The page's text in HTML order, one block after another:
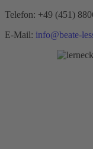
Telefon: +49 (451)
E-Mail: info@beate-